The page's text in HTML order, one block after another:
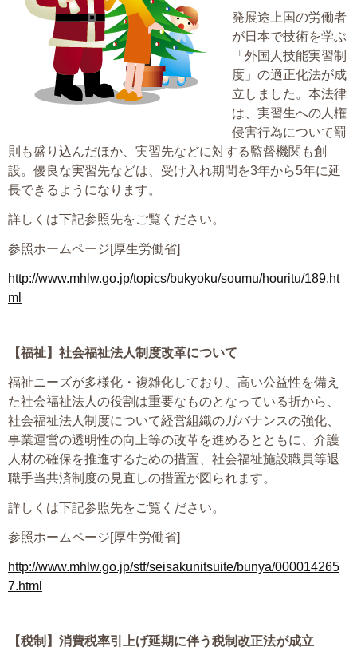
発展途上国の労働者
が日本で技術を学ぶ
「外国人技能実習制
度」の適正化法が成
立しました。本法律
は、実習生への人権
侵害行為について罰
則も盛り込んだほか、実習先などに対する監督機関も創
設。優良な実習先などは、受け入れ期間を3年から5年に延
長できるようになります。
詳しくは下記参照先をご覧ください。
参照ホームページ[厚生労働省]
http://www.mhlw.go.jp/topics/bukyoku/soumu/houritu/189.ht
ml
【福祉】 社会福祉法人制度改革について
福祉ニーズが多様化・複雑化しており、高い公益性を備え
た社会福祉法人の役割は重要なものとなっている折から、
社会福祉法人制度について経営組織のガバナンスの強化、
事業運営の透明性の向上等の改革を進めるとともに、介護
人材の確保を推進するための措置、社会福祉施設職員等退
職手当共済制度の見直しの措置が図られます。
詳しくは下記参照先をご覧ください。
参照ホームページ[厚生労働省]
http://www.mhlw.go.jp/stf/seisakunitsuite/bunya/000014265
7.html
【税制】 消費税率引上げ延期に伴う税制改正法が成立
費用の目安
実績一覧
お客様の声
よくあるご質問
新着情報
06-6889-6018
営業時間: 9：00～18：009：00～18：00